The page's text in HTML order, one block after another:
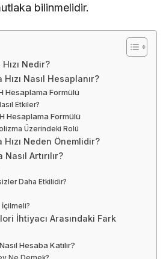
bilinmelidir.
Nedir?
Nasıl Hesaplanır?
Hesaplama Formülü
Etkiler?
Hesaplama Formülü
Üzerindeki Rolü
Neden Önemlidir?
Artırılır?
Daha Etkilidir?
İçilmeli?
İhtiyacı Arasındaki Fark
Hesaba Katılır?